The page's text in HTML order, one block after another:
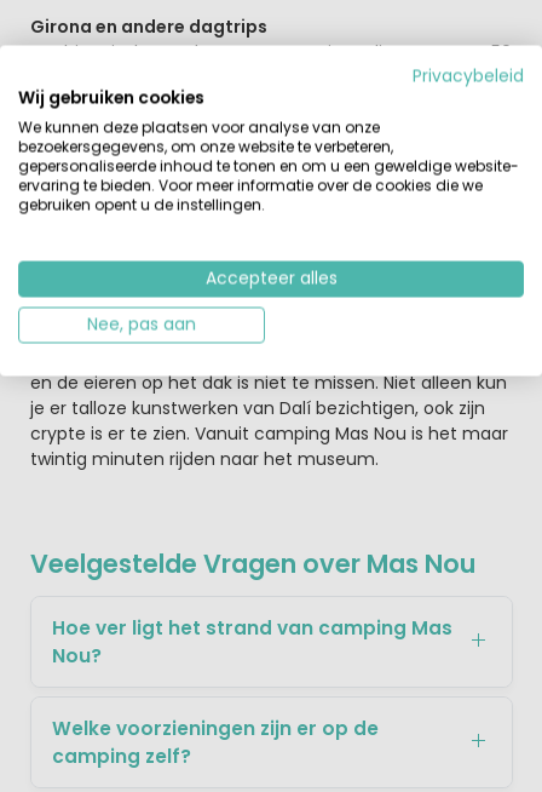
Girona en andere dagtrips
Het historische stadcentrum van Girona ligt ongeveer 50
km van de camping. Daar kun je ronddwalen door de
oude straatjes of genieten van tapas en paella op een
van de terrasjes. Winkelen kan in de vele boetiekjes,
bijvoorbeeld aan de Rambla de la Llibertat. Er is ook een
groot overdekt winkelcentrum: Centro Commercial
EspaiGirones, of kortweg El Centre.
Figueres is de geboortestad én de laatste rustplek van
de bekende surrealistische kunstschilder Salvador Dalí.
Hier liet Dalí het ‘Teatre-Museu Dalí’ bouwen in het oude
stadstheater. In Figueres hoef je niet lang te zoeken naar
en de eieren op het dak is niet te missen. Niet alleen kun
je er talloze kunstwerken van Dalí bezichtigen, ook zijn
crypte is er te zien. Vanuit camping Mas Nou is het maar
twintig minuten rijden naar het museum.
Veelgestelde Vragen over Mas Nou
Hoe ver ligt het strand van camping Mas
Nou?
Welke voorzieningen zijn er op de
camping zelf?
Privacybeleid
Wij gebruiken cookies
We kunnen deze plaatsen voor analyse van onze
bezoekersgegevens, om onze website te verbeteren,
gepersonaliseerde inhoud te tonen en om u een geweldige website-
ervaring te bieden. Voor meer informatie over de cookies die we
gebruiken opent u de instellingen.
Accepteer alles
Nee, pas aan